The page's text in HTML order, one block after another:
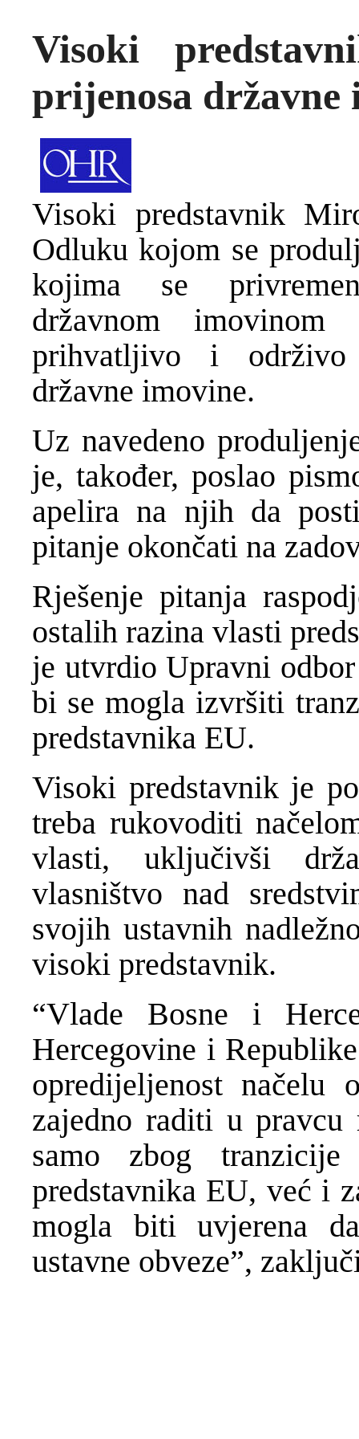
Visoki
prijenosa državne
Visoki predstavnik
Odluku kojom se
kojima se
državnom
prihvatljivo i održivo
državne imovine.
Uz navedeno
je, također, poslao
apelira na njih da
pitanje okončati na
Rješenje pitanja
ostalih razina vlasti
je utvrdio Upravni
bi se mogla izvršiti
predstavnika EU.
Visoki predstavnik je
treba rukovoditi
vlasti, uključivši
vlasništvo nad
svojih ustavnih
visoki predstavnik.
“Vlade Bosne i
Hercegovine i
opredijeljenost načelu
zajedno raditi u pravcu
samo zbog
predstavnika EU, već i
mogla biti uvjerena
ustavne obveze”,